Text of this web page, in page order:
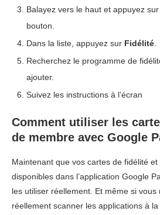
Balayez vers le haut et appuyez
bouton.
Dans la liste, appuyez sur Fidélité
Recherchez le programme de
ajouter.
Suivez les instructions à l’écran
Comment utiliser les
de membre avec Google
Maintenant que vos cartes de fidélité
disponibles dans l’application Google
les utiliser réellement. Et même si vous
réellement scanner les applications à